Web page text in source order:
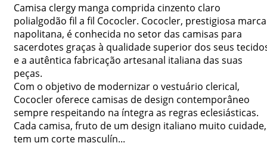
Camisa clergy manga comprida cinzento claro
polialgodão fil a fil Cococler. Cococler, prestigiosa marca
napolitana, é conhecida no setor das camisas para
sacerdotes graças à qualidade superior dos seus
e a autêntica fabricação artesanal italiana das suas
peças.
Com o objetivo de modernizar o vestuário clerical,
Cococler oferece camisas de design contemporâneo
sempre respeitando na íntegra as regras eclesiásticas.
Cada camisa, fruto de um design italiano muito cuidade,
tem um corte masculín...